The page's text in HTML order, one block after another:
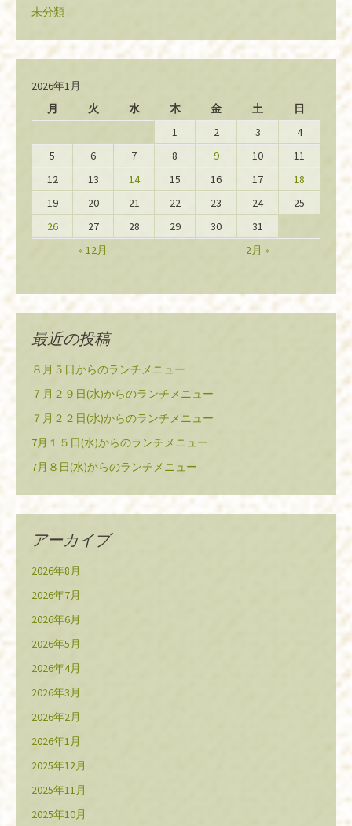
未分類
2026年1月
月
火 水 木 金 土 日
« 12月 2月 »
1 2 3
4
5
6 7 8 9 10
11
12
13 14 15 16 17
18
19
20 21 22 23 24
25
26
27 28 29 30 31
最近の投稿
８月５日からのランチメニュー
７月２９日(水)からのランチメニュー
７月２２日(水)からのランチメニュー
7月１５日(水)からのランチメニュー
7月８日(水)からのランチメニュー
アーカイブ
2026年8月
2026年7月
2026年6月
2026年5月
2026年4月
2026年3月
2026年2月
2026年1月
2025年12月
2025年11月
2025年10月